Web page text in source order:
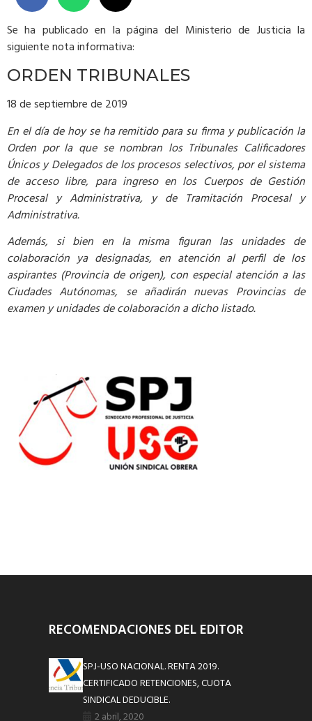
Se ha publicado en la página del Ministerio de Justicia la
siguiente nota informativa:
ORDEN TRIBUNALES
18 de septiembre de 2019
En el día de hoy se ha remitido para su firma y publicación la
Orden por la que se nombran los Tribunales Calificadores
Únicos y Delegados de los procesos selectivos, por el sistema
de acceso libre, para ingreso en los Cuerpos de Gestión
Procesal y Administrativa, y de Tramitación Procesal y
Administrativa.
Además, si bien en la misma figuran las unidades de
colaboración ya designadas, en atención al perfil de los
aspirantes (Provincia de origen), con especial atención a las
Ciudades Autónomas, se añadirán nuevas Provincias de
examen y unidades de colaboración a dicho listado.
RECOMENDACIONES DEL EDITOR
SPJ-USO NACIONAL. RENTA 2019.
CERTIFICADO RETENCIONES, CUOTA
SINDICAL DEDUCIBLE.
2 abril, 2020